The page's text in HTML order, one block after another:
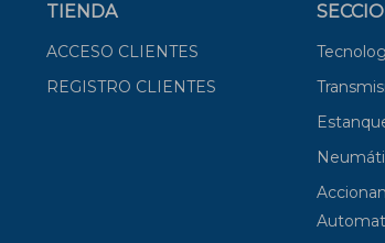
TIENDA
ACCESO CLIENTES
REGISTRO CLIENTES